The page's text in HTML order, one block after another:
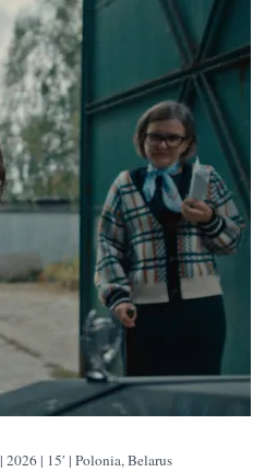
| 2026 | 15′ | Polonia, Belarus